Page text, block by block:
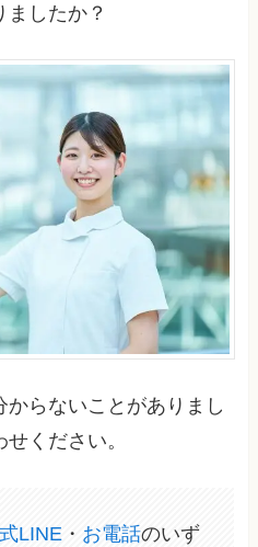
したか？
らないことがありまし
ください。
LINE ・ お電話のいず